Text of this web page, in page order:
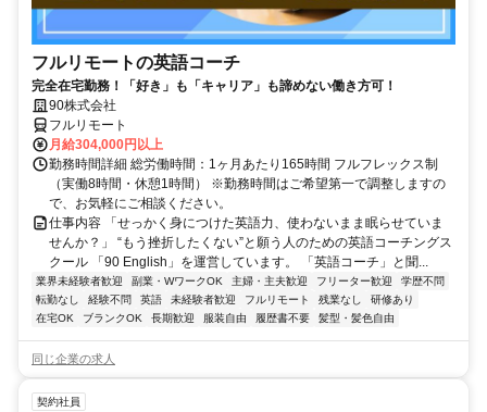
フルリモートの英語コーチ
完全在宅勤務！「好き」も「キャリア」も諦めない働き方可！
90株式会社
フルリモート
月給304,000円以上
勤務時間詳細 総労働時間：1ヶ月あたり165時間 フルフレックス制
（実働8時間・休憩1時間） ※勤務時間はご希望第一で調整しますの
で、お気軽にご相談ください。
仕事内容 「せっかく身につけた英語力、使わないまま眠らせていま
せんか？」 “もう挫折したくない”と願う人のための英語コーチングス
クール 「90 English」を運営しています。 「英語コーチ」と聞...
業界未経験者歓迎 副業・WワークOK 主婦・主夫歓迎 フリーター歓迎
学歴不問
転勤なし
経験不問 英語 未経験者歓迎 フルリモート 残業なし
研修あり
在宅OK
ブランクOK 長期歓迎 服装自由 履歴書不要 髪型・髪色自由
同じ企業の求人
契約社員